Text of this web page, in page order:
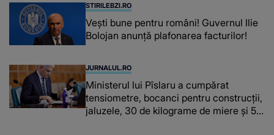
STIRILEBZI.RO
Vești bune pentru români! Guvernul Ilie
Bolojan anunță plafonarea facturilor!
JURNALUL.RO
Ministerul lui Pîslaru a cumpărat
tensiometre, bocanci pentru construcții,
jaluzele, 30 de kilograme de miere și 50